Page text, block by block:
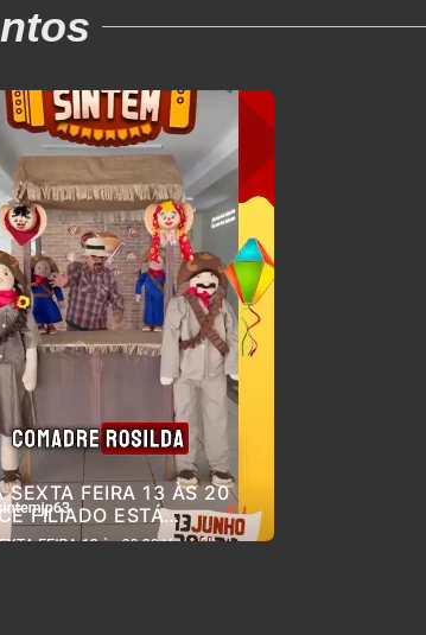
SEXTA FEIRA 13 ÀS 20
FILIADO ESTÁ
PARA O ARRAIÁ DO